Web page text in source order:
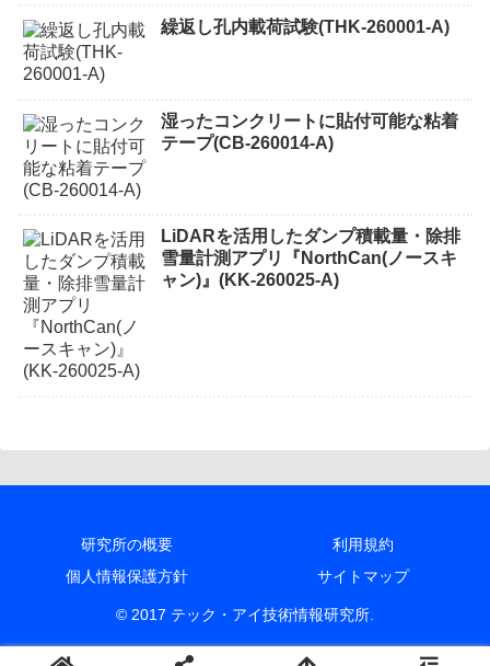
繰返し孔内載荷試験(THK-260001-A)
湿ったコンクリートに貼付可能な粘着
テープ(CB-260014-A)
LiDARを活用したダンプ積載量・除排
雪量計測アプリ『NorthCan(ノースキ
ャン)』(KK-260025-A)
研究所の概要
利用規約
個人情報保護方針
サイトマップ
© 2017 テック・アイ技術情報研究所.